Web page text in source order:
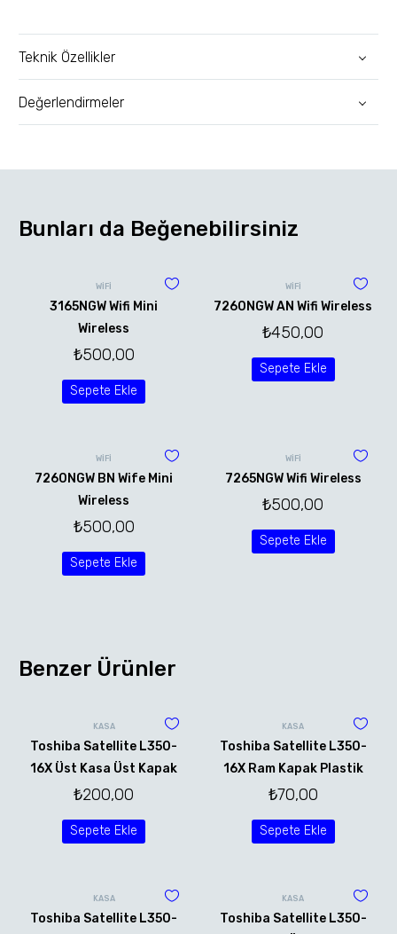
Teknik Özellikler
Değerlendirmeler
Bunları da Beğenebilirsiniz
WİFİ
3165NGW Wifi Mini
Wireless
₺500,00
Sepete Ekle
WİFİ
7260NGW AN Wifi Wireless
₺450,00
Sepete Ekle
WİFİ
7260NGW BN Wife Mini
Wireless
₺500,00
Sepete Ekle
WİFİ
7265NGW Wifi Wireless
₺500,00
Sepete Ekle
Benzer Ürünler
KASA
Toshiba Satellite L350-
16X Üst Kasa Üst Kapak
₺200,00
Sepete Ekle
KASA
Toshiba Satellite L350-
16X Ram Kapak Plastik
₺70,00
Sepete Ekle
KASA
Toshiba Satellite L350-
KASA
Toshiba Satellite L350-